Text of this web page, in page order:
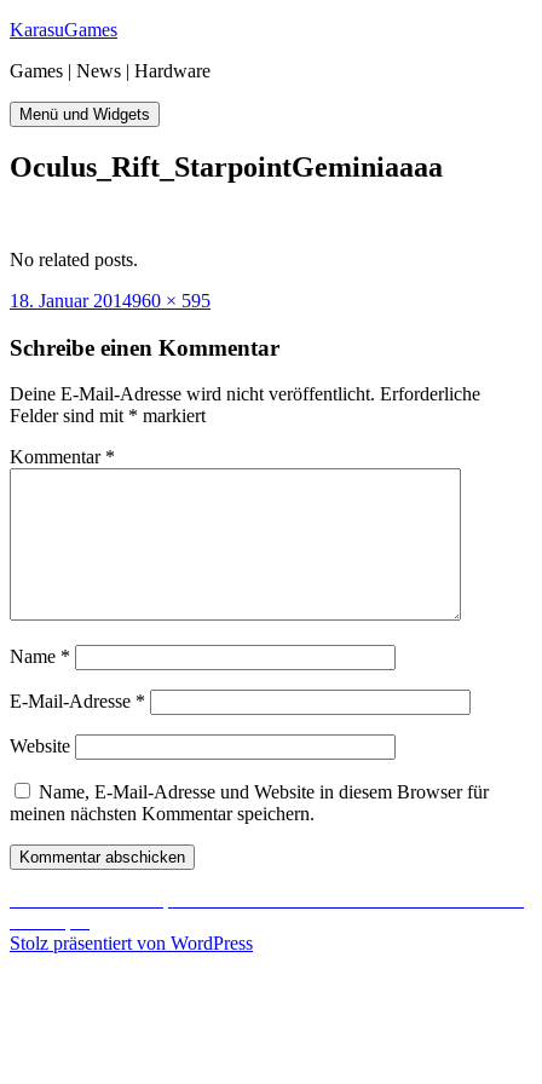
Zum
springen
KarasuGames
Games | News | Hardware
Menü und Widgets
Oculus_Rift_StarpointGeminiaaaa
No related posts.
Veröffentlicht
18. Januar 2014Originalgröße
960 × 595
Schreibe einen Kommentar
Deine E-Mail-Adresse wird nicht veröffentlicht. Erforderliche
Felder sind mit * markiert
Kommentar *
Name *
E-Mail-Adresse *
Website
Name, E-Mail-Adresse und Website in diesem Browser für
meinen nächsten Kommentar speichern.
Beitragsnavigation
Stolz präsentiert von WordPress